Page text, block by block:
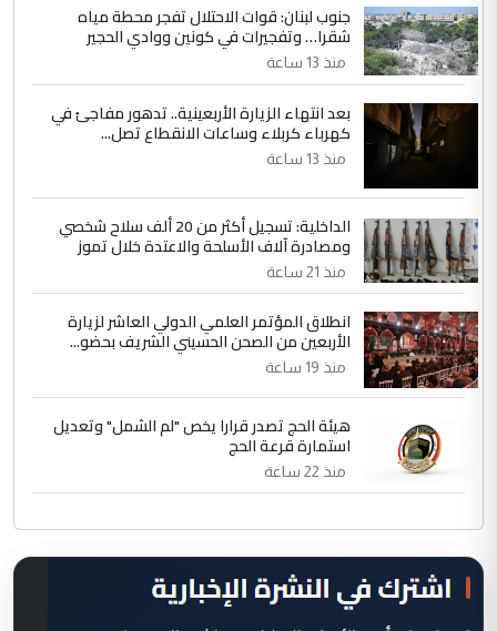
جنوب لبنان: قوات الاحتلال تفجر محطة مياه
شقرا… وتفجيرات في كونين ووادي الحجير
منذ 13 ساعة
بعد انتهاء الزيارة الأربعينية.. تدهور مفاجئ في
كهرباء كربلاء وساعات الانقطاع تصل...
منذ 13 ساعة
الداخلية: تسجيل أكثر من 20 ألف سلاح شخصي
ومصادرة آلاف الأسلحة والاعتدة خلال تموز
منذ 21 ساعة
انطلاق المؤتمر العلمي الدولي العاشر لزيارة
الأربعين من الصحن الحسيني الشريف بحضو...
منذ 19 ساعة
هيئة الحج تصدر قرارا يخص "لم الشمل" وتعديل
استمارة قرعة الحج
منذ 22 ساعة